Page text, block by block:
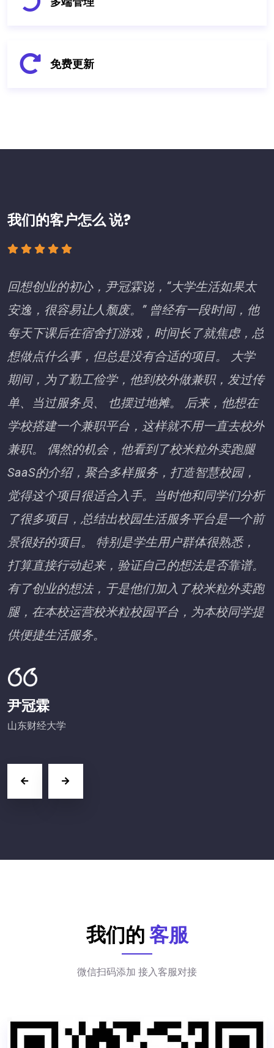
免费更新
我们的客户怎么说?
回想创业的初心，尹冠霖说，“大学生活如果太
安逸，很容易让人颓废。” 曾经有一段时间，他
每天下课后在宿舍打游戏，时间长了就焦虑，总
想做点什么事，但总是没有合适的项目。 大学
期间，为了勤工俭学，他到校外做兼职，发过传
单、当过服务员、 也摆过地摊。 后来，他想在
学校搭建一个兼职平台，这样就不用一直去校外
兼职。 偶然的机会，他看到了校米粒外卖跑腿
SaaS的介绍，聚合多样服务，打造智慧校园，
觉得这个项目很适合入手。当时他和同学们分析
了很多项目，总结出校园生活服务平台是一个前
景很好的项目。 特别是学生用户群体很熟悉，
打算直接行动起来，验证自己的想法是否靠谱。
有了创业的想法，于是他们加入了校米粒外卖跑
腿，在本校运营校米粒校园平台，为本校同学提
供便捷生活服务。
尹冠霖
山东财经大学
我们的客服
微信扫码添加 接入客服对接